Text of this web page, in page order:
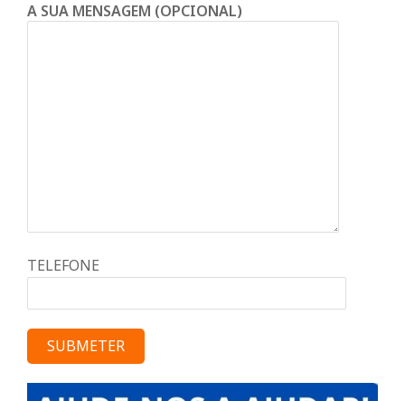
A SUA MENSAGEM (OPCIONAL)
TELEFONE